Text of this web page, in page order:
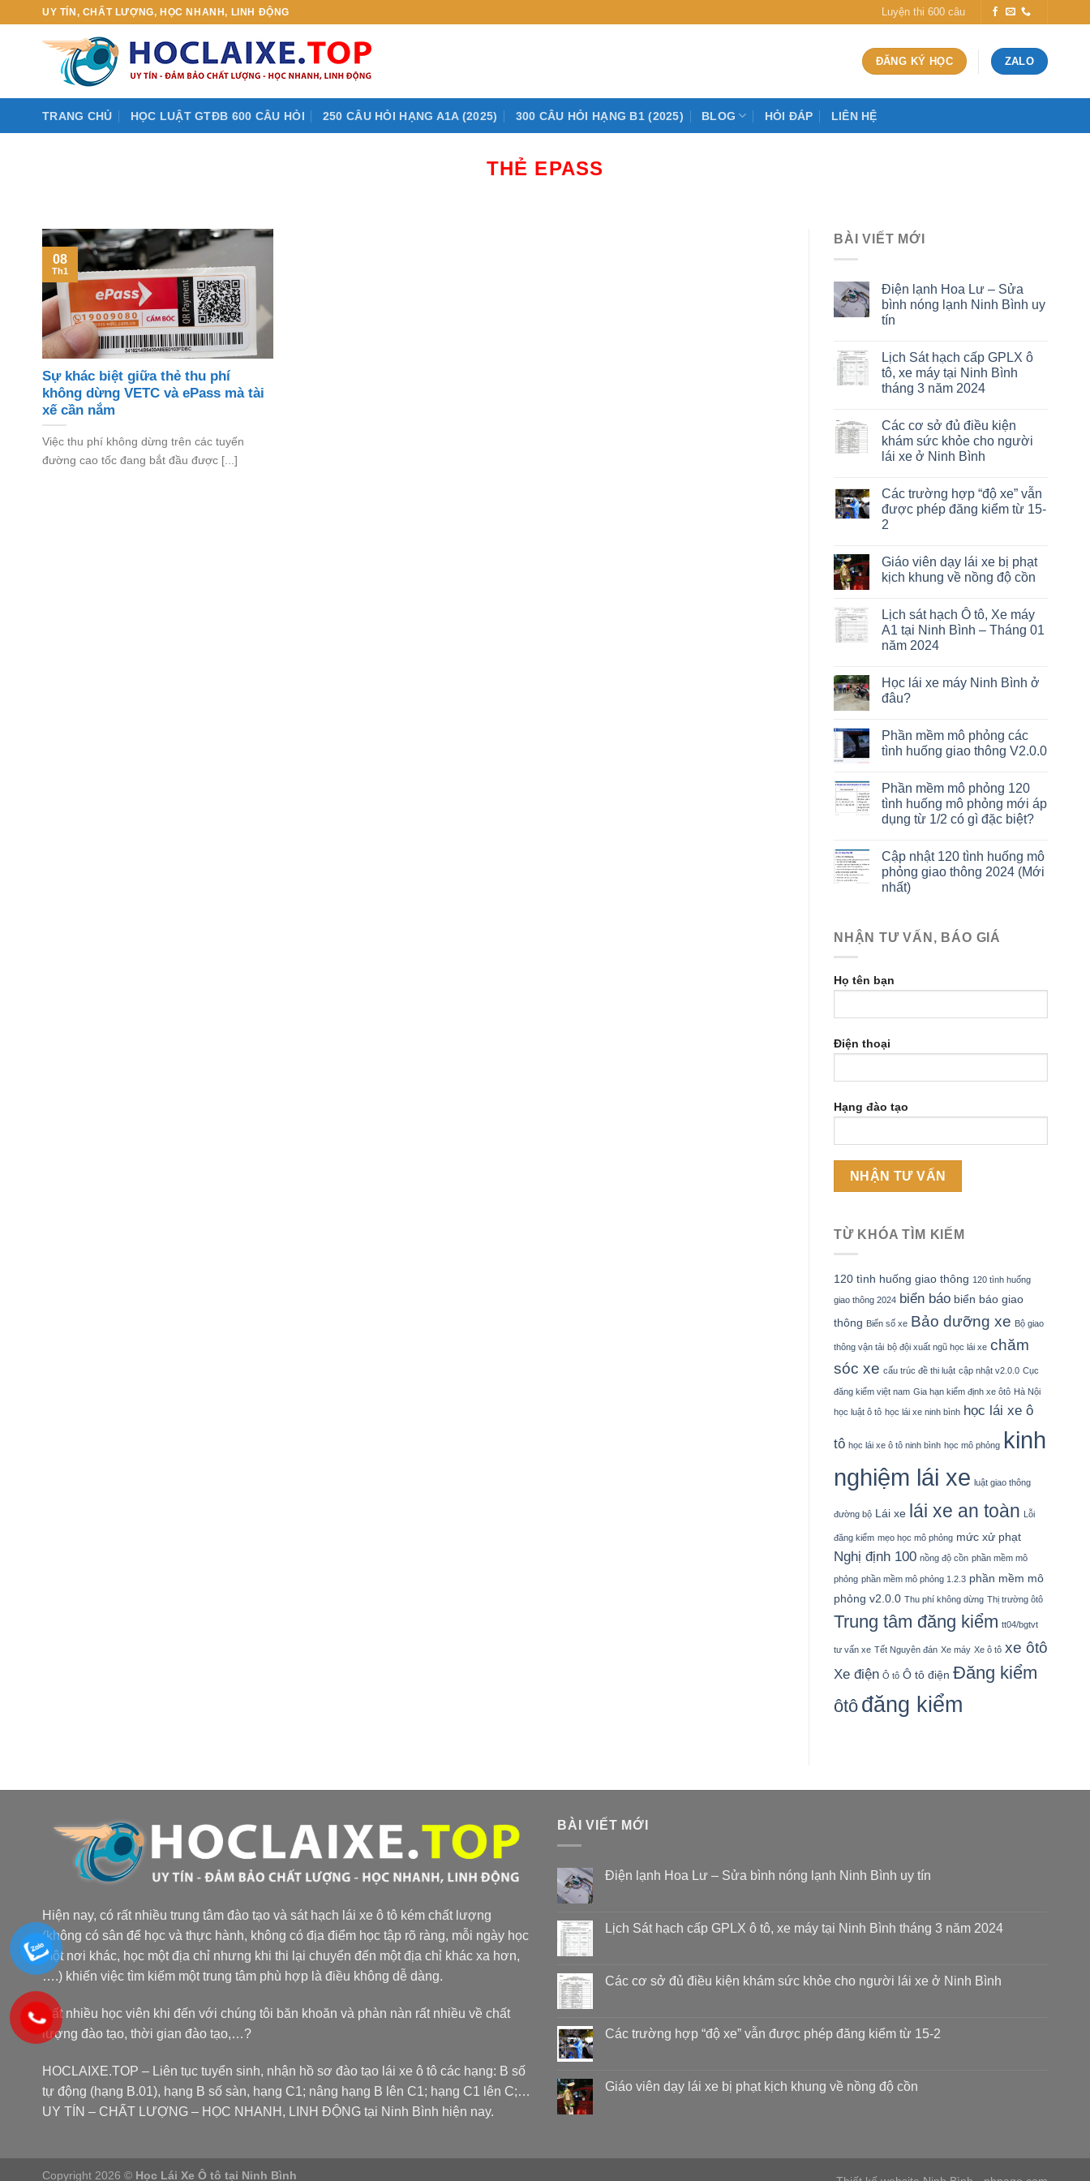
UY TÍN, CHẤT LƯỢNG, HỌC NHANH, LINH ĐỘNG Luyện thi 600 câu
ĐĂNG KÝ HỌC ZALO
TRANG CHỦ HỌC LUẬT GTĐB 600 CÂU HỎI 250 CÂU HỎI HẠNG A1A (2025) 300 CÂU HỎI HẠNG B1 (2025) BLOG HỎI ĐÁP LIÊN HỆ
THẺ EPASS
Sự khác biệt giữa thẻ thu phí
không dừng VETC và ePass mà tài
xế cần nắm
Việc thu phí không dừng trên các tuyến
đường cao tốc đang bắt đầu được [...]
08
Th1
BÀI VIẾT MỚI
Điện lạnh Hoa Lư – Sửa
bình nóng lạnh Ninh Bình uy
tín
Lịch Sát hạch cấp GPLX ô
tô, xe máy tại Ninh Bình
tháng 3 năm 2024
Các cơ sở đủ điều kiện
khám sức khỏe cho người
lái xe ở Ninh Bình
Các trường hợp “độ xe” vẫn
được phép đăng kiểm từ 15-
2
Giáo viên dạy lái xe bị phạt
kịch khung về nồng độ cồn
Lịch sát hạch Ô tô, Xe máy
A1 tại Ninh Bình – Tháng 01
năm 2024
Học lái xe máy Ninh Bình ở
đâu?
Phần mềm mô phỏng các
tình huống giao thông V2.0.0
Phần mềm mô phỏng 120
tình huống mô phỏng mới áp
dụng từ 1/2 có gì đặc biệt?
Cập nhật 120 tình huống mô
phỏng giao thông 2024 (Mới
nhất)
NHẬN TƯ VẤN, BÁO GIÁ
Họ tên bạn
Điện thoại
Hạng đào tạo
TỪ KHÓA TÌM KIẾM
120 tình huống giao thông 120 tình huống
giao thông 2024 biển báo biển báo giao
thông Biển số xe Bảo dưỡng xe Bộ giao
thông vận tải bộ đội xuất ngũ học lái xe chăm
sóc xe cấu trúc đề thi luật cập nhật v2.0.0 Cục
đăng kiểm việt nam Gia hạn kiểm định xe ôtô Hà Nội
học luật ô tô học lái xe ninh bình học lái xe ô
tô học lái xe ô tô ninh bình học mô phỏng kinh
nghiệm lái xe luật giao thông
đường bộ Lái xe lái xe an toàn Lỗi
đăng kiểm mẹo học mô phỏng mức xử phạt
Nghị định 100 nồng độ cồn phần mềm mô
phỏng phần mềm mô phỏng 1.2.3 phần mềm mô
phỏng v2.0.0 Thu phí không dừng Thị trường ôtô
Trung tâm đăng kiểm tt04/bgtvt
tư vấn xe Tết Nguyên đán Xe máy Xe ô tô xe ôtô
Xe điện Ô tô Ô tô điện Đăng kiểm
ôtô đăng kiểm
Hiện nay, có rất nhiều trung tâm đào tạo và sát hạch lái xe ô tô kém chất lượng
(không có sân để học và thực hành, không có địa điểm học tập rõ ràng, mỗi ngày học
một nơi khác, học một địa chỉ nhưng khi thi lại chuyển đến một địa chỉ khác xa hơn,
….) khiến việc tìm kiếm một trung tâm phù hợp là điều không dễ dàng.
Rất nhiều học viên khi đến với chúng tôi băn khoăn và phàn nàn rất nhiều về chất
lượng đào tạo, thời gian đào tạo,…?
HOCLAIXE.TOP – Liên tục tuyển sinh, nhận hồ sơ đào tạo lái xe ô tô các hạng: B số
tự động (hạng B.01), hạng B số sàn, hạng C1; nâng hạng B lên C1; hạng C1 lên C;…
UY TÍN – CHẤT LƯỢNG – HỌC NHANH, LINH ĐỘNG tại Ninh Bình hiện nay.
BÀI VIẾT MỚI
Điện lạnh Hoa Lư – Sửa bình nóng lạnh Ninh Bình uy tín
Lịch Sát hạch cấp GPLX ô tô, xe máy tại Ninh Bình tháng 3 năm 2024
Các cơ sở đủ điều kiện khám sức khỏe cho người lái xe ở Ninh Bình
Các trường hợp “độ xe” vẫn được phép đăng kiểm từ 15-2
Giáo viên dạy lái xe bị phạt kịch khung về nồng độ cồn
Copyright 2026 © Học Lái Xe Ô tô tại Ninh Bình